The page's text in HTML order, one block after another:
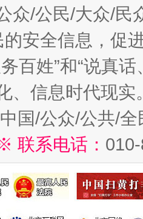
众/公民/大众/民
安全信息，促
百姓”和“说真
、信息时代现实
中国/公众/公共/
联系电话：